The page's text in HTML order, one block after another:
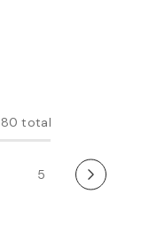
total
5